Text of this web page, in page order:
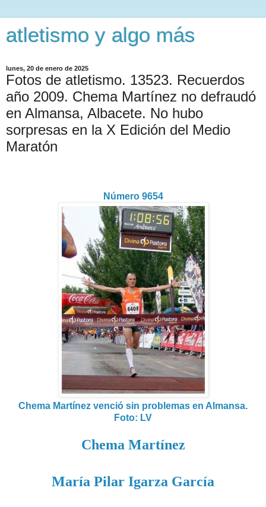
atletismo y algo más
lunes, 20 de enero de 2025
Fotos de atletismo. 13523. Recuerdos
año 2009. Chema Martínez no defraudó
en Almansa, Albacete. No hubo
sorpresas en la X Edición del Medio
Maratón
Número 9654
Chema Martínez venció sin problemas en Almansa.
Foto: LV
Chema Martínez
María Pilar Igarza García